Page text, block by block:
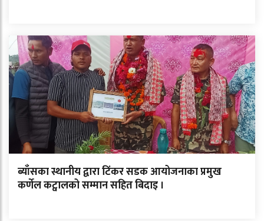
ब्याँसका स्थानीय द्वारा टिंकर सडक आयोजनाका प्रमुख
कर्णेल कट्वालको सम्मान सहित बिदाइ ।